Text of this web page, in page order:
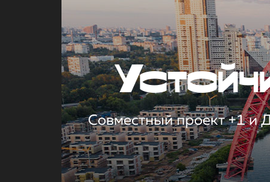
Совместный проект +1 и